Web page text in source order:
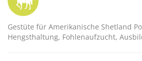
Gestüte für Amerikanische Shetland
Hengsthaltung, Fohlenaufzucht,